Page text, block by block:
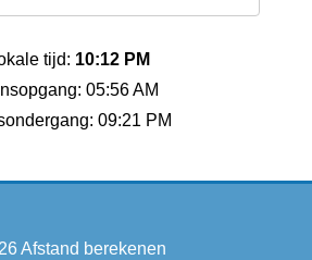
tijd: 10:12 PM
05:56 AM
09:21 PM
Afstand berekenen